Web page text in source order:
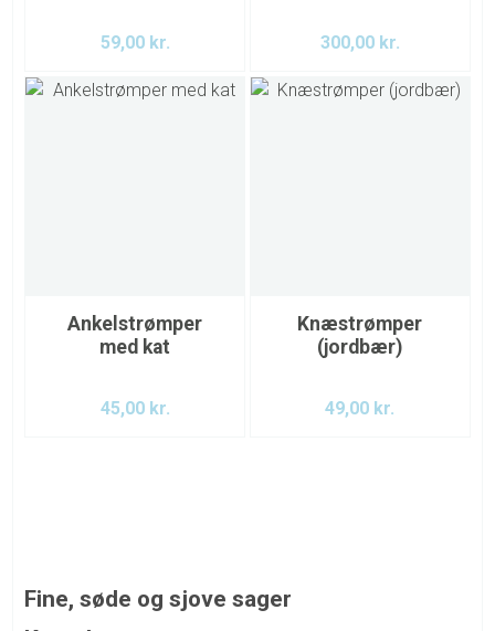
59,00 kr. 300,00 kr.
Ankelstrømper
med kat
45,00 kr.
Knæstrømper
(jordbær)
49,00 kr.
Fine, søde og sjove sager